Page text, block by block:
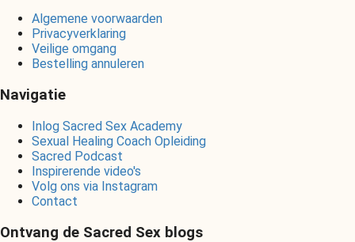
Algemene voorwaarden
Privacyverklaring
Veilige omgang
Bestelling annuleren
Navigatie
Inlog Sacred Sex Academy
Sexual Healing Coach Opleiding
Sacred Podcast
Inspirerende video's
Volg ons via Instagram
Contact
Ontvang de Sacred Sex blogs